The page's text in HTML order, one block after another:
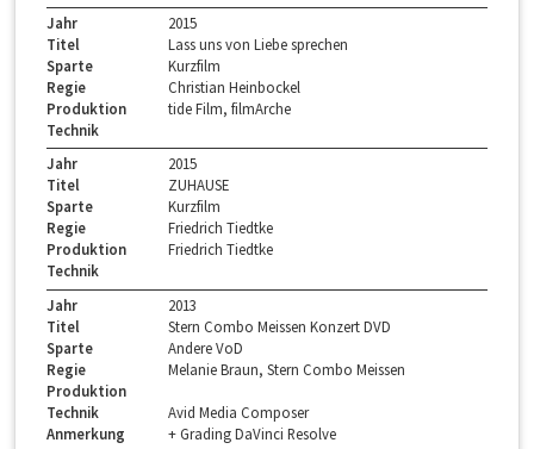
Jahr
2015
Titel
Lass uns von Liebe sprechen
Sparte
Kurzfilm
Regie
Christian Heinbockel
Produktion
tide Film, filmArche
Technik
Jahr
2015
Titel
ZUHAUSE
Sparte
Kurzfilm
Regie
Friedrich Tiedtke
Produktion
Friedrich Tiedtke
Technik
Jahr
2013
Titel
Stern Combo Meissen Konzert DVD
Sparte
Andere VoD
Regie
Melanie Braun, Stern Combo Meissen
Produktion
Technik
Avid Media Composer
Anmerkung
+ Grading DaVinci Resolve